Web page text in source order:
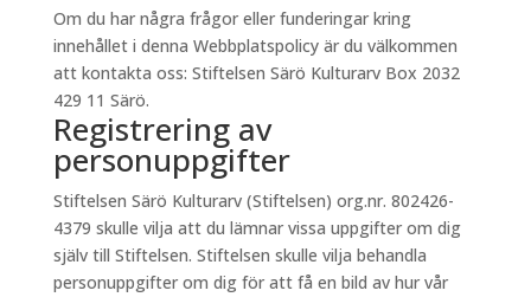
Om du har några frågor eller funderingar kring
innehållet i denna Webbplatspolicy är du välkommen
att kontakta oss: Stiftelsen Särö Kulturarv Box 2032
429 11 Särö.
Registrering av
personuppgifter
Stiftelsen Särö Kulturarv (Stiftelsen) org.nr. 802426-
4379 skulle vilja att du lämnar vissa uppgifter om dig
själv till Stiftelsen. Stiftelsen skulle vilja behandla
personuppgifter om dig för att få en bild av hur vår